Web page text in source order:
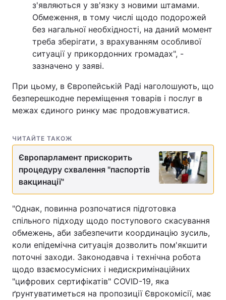
з'являються у зв'язку з новими штамами.
Обмеження, в тому числі щодо подорожей
без нагальної необхідності, на даний момент
треба зберігати, з врахуванням особливої
ситуації у прикордонних громадах", -
зазначено у заяві.
При цьому, в Європейській Раді наголошують, що
безперешкодне переміщення товарів і послуг в
межах єдиного ринку має продовжуватися.
ЧИТАЙТЕ ТАКОЖ
Європарламент прискорить
процедуру схвалення "паспортів
вакцинації"
"Однак, повинна розпочатися підготовка
спільного підходу щодо поступового скасування
обмежень, аби забезпечити координацію зусиль,
коли епідемічна ситуація дозволить пом'якшити
поточні заходи. Законодавча і технічна робота
щодо взаємосумісних і недискримінаційних
"цифрових сертифікатів" COVID-19, яка
ґрунтуватиметься на пропозиції Єврокомісії, має